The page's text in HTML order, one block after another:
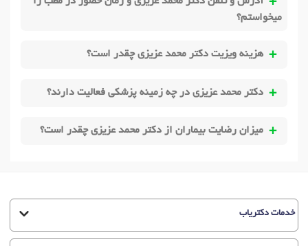
میخواستم؟
هزینه ویزیت دکتر محمد عزیزی چقدر است؟
دکتر محمد عزیزی در چه زمینه پزشکی فعالیت دارند؟
میزان رضایت بیماران از دکتر محمد عزیزی چقدر است؟
خدمات دکتریاب